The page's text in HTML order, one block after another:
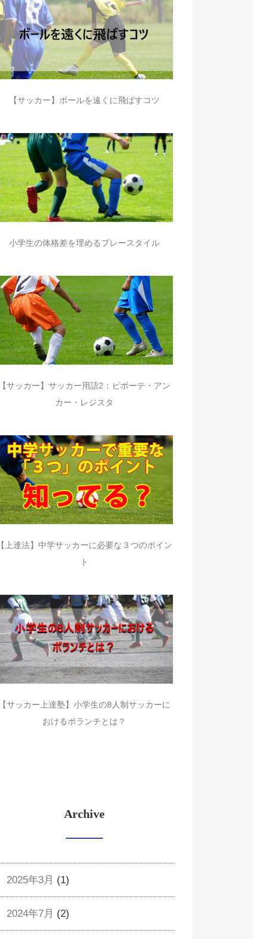
【サッカー】ボールを遠くに飛ばすコツ
小学生の体格差を埋めるプレースタイル
【サッカー】サッカー用語2：ピボーテ・アン
カー・レジスタ
【上達法】中学サッカーに必要な３つのポイン
ト
【サッカー上達塾】小学生の8人制サッカーに
おけるボランチとは？
Archive
2025年3月 (1)
2024年7月 (2)